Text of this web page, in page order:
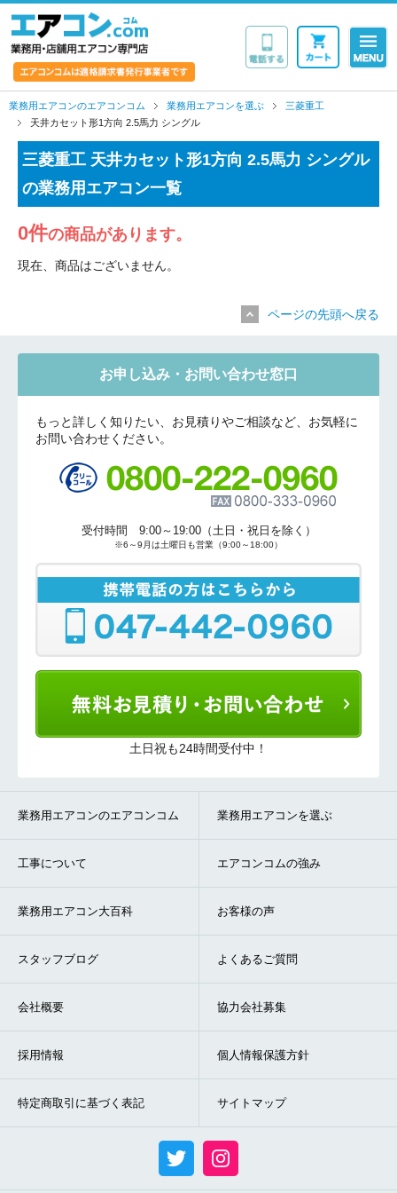
業務用エアコンのエアコンコム 業務用エアコンを選ぶ
三菱重工
天井カセット形1方向 2.5馬力 シングル
三菱重工 天井カセット形1方向 2.5馬力 シングル
の業務用エアコン一覧
0件の商品があります。
現在、商品はございません。
ページの先頭へ戻る
お申し込み・お問い合わせ窓口
もっと詳しく知りたい、お見積りやご相談など、お気軽に
お問い合わせください。
受付時間 9:00～19:00（土日・祝日を除く）
※6～9月は土曜日も営業（9:00～18:00）
土日祝も24時間受付中！
お名前
電話番号
メールアドレス
お問合せ内容
(ご選択ください)
工事お見積り依頼
ご相談
メッセージ
(ご選択ください)
メール
業務用エアコンのエアコンコム 業務用エアコンを選ぶ
工事について エアコンコムの強み
業務用エアコン大百科 お客様の声
スタッフブログ よくあるご質問
会社概要 協力会社募集
採用情報 個人情報保護方針
特定商取引に基づく表記 サイトマップ